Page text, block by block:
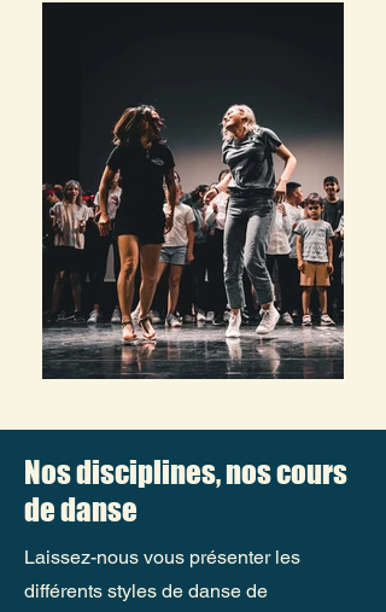
Nos disciplines, nos cours
de danse
Laissez-nous vous présenter les
différents styles de danse de